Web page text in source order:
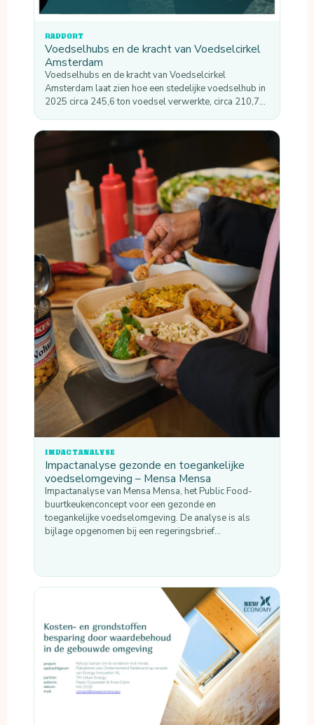
RAPPORT
Voedselhubs en de kracht van Voedselcirkel
Amsterdam
Voedselhubs en de kracht van Voedselcirkel
Amsterdam laat zien hoe een stedelijke voedselhub in
2025 circa 245,6 ton voedsel verwerkte, circa 210,7…
IMPACTANALYSE
Impactanalyse gezonde en toegankelijke
voedselomgeving – Mensa Mensa
Impactanalyse van Mensa Mensa, het Public Food-
buurtkeukenconcept voor een gezonde en
toegankelijke voedselomgeving. De analyse is als
bijlage opgenomen bij een regeringsbrief…